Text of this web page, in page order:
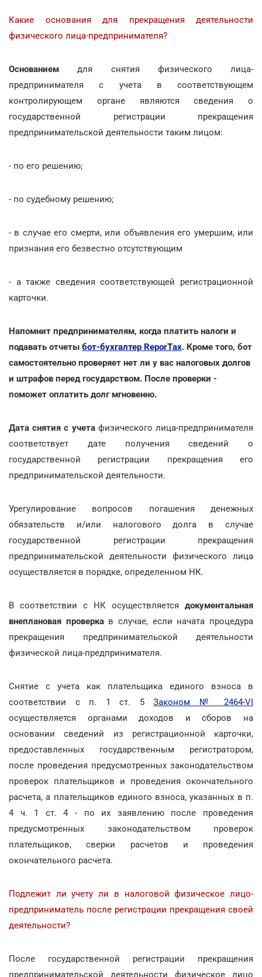
Какие основания для прекращения деятельности
физического лица-предпринимателя?
Основанием для снятия физического лица-
предпринимателя с учета в соответствующем
контролирующем органе являются сведения о
государственной регистрации прекращения
предпринимательской деятельности таким лицом:
- по его решению;
- по судебному решению;
- в случае его смерти, или объявления его умершим, или
признания его безвестно отсутствующим
- а также сведения соответствующей регистрационной
карточки.
Напомнит предпринимателям, когда платить налоги и
подавать отчеты бот-бухгалтер ReporTах. Кроме того, бот
самостоятельно проверяет нет ли у вас налоговых долгов
и штрафов перед государством. После проверки -
поможет оплатить долг мгновенно.
Дата снятия с учетафизического лица-предпринимателя
соответствует дате получения сведений о
государственной регистрации прекращения его
предпринимательской деятельности.
Урегулирование вопросов погашения денежных
обязательств и/или налогового долга в случае
государственной регистрации прекращения
предпринимательской деятельности физического лица
осуществляется в порядке, определенном НК.
В соответствии с НК осуществляется документальная
внеплановая проверка в случае, если начата процедура
прекращения предпринимательской деятельности
физической лица-предпринимателя.
Снятие с учета как плательщика единого взноса в
соответствии с п. 1 ст. 5Законом № 2464-VI
осуществляется органами доходов и сборов на
основании сведений из регистрационной карточки,
предоставленных государственным регистратором,
после проведения предусмотренных законодательством
проверок плательщиков и проведения окончательного
расчета, а плательщиков единого взноса, указанных в п.
4 ч. 1 ст. 4 - по их заявлению после проведения
предусмотренных законодательством проверок
плательщиков, сверки расчетов и проведения
окончательного расчета.
Подлежит ли учету ли в налоговой физическое лицо-
предприниматель после регистрации прекращения своей
деятельности?
После государственной регистрации прекращения
предпринимательской деятельности физическое лицо